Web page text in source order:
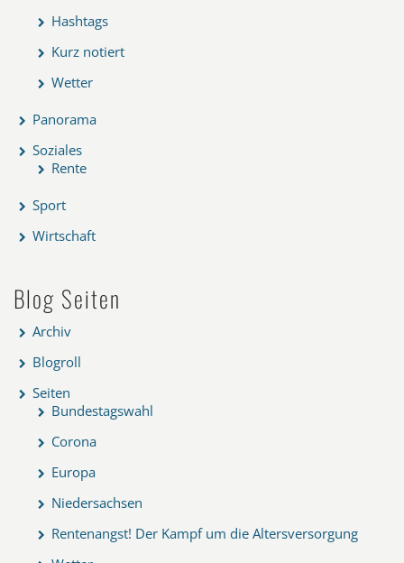
Hashtags
Kurz notiert
Wetter
Panorama
Soziales
Rente
Sport
Wirtschaft
Blog Seiten
Archiv
Blogroll
Seiten
Bundestagswahl
Corona
Europa
Niedersachsen
Rentenangst! Der Kampf um die Altersversorgung